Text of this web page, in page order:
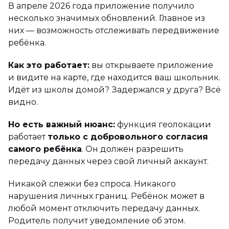
В апреле 2026 года приложение получило
несколько значимых обновлений. Главное из
них — возможность отслеживать передвижение
ребёнка.
Как это работает: вы открываете приложение
и видите на карте, где находится ваш школьник.
Идёт из школы домой? Задержался у друга? Всё
видно.
Но есть важный нюанс: функция геолокации
работает только с добровольного согласия
самого ребёнка. Он должен разрешить
передачу данных через свой личный аккаунт.
Никакой слежки без спроса. Никакого
нарушения личных границ. Ребёнок может в
любой момент отключить передачу данных.
Родитель получит уведомление об этом.